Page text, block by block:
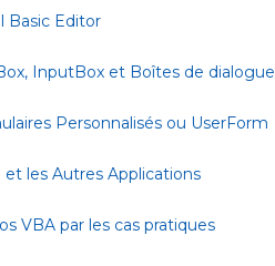
Basic Editor
InputBox et Boîtes de dialogue
Personnalisés ou UserForm
et les Autres Applications
VBA par les cas pratiques